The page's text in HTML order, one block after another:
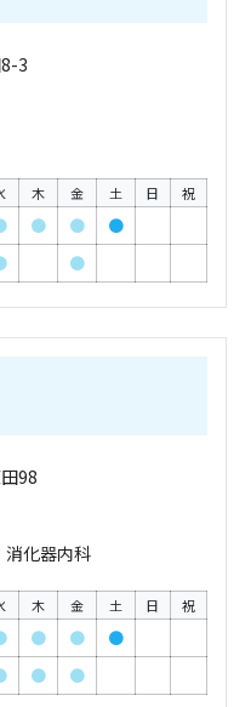
3
木 金 土 日 祝
● ●
●
●
98
消化器内科
木 金 土 日 祝
● ●
●
● ●